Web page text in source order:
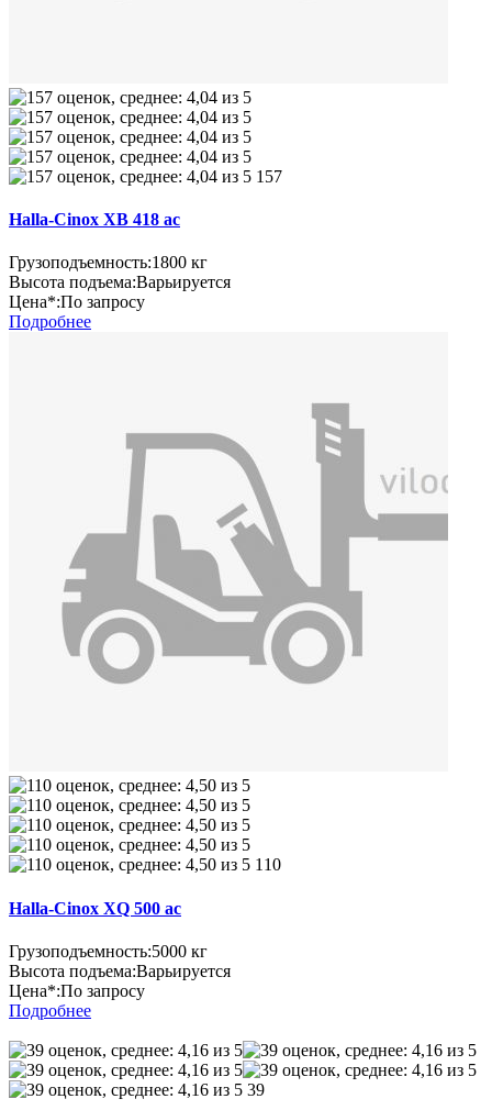
157
Halla-Cinox XB 418 ac
Грузоподъемность:1800 кг
Высота подъема:Варьируется
Цена*:По запросу
Подробнее
110
Halla-Cinox XQ 500 ac
Грузоподъемность:5000 кг
Высота подъема:Варьируется
Цена*:По запросу
Подробнее
39